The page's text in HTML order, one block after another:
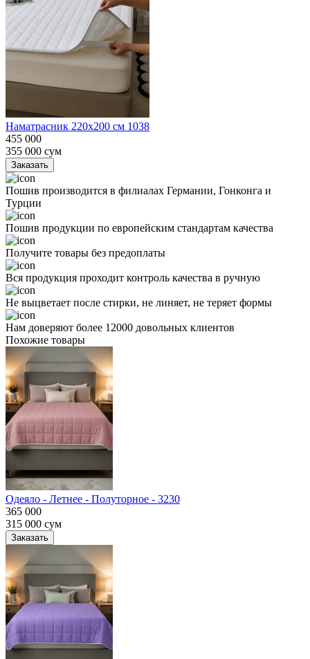
Наматрасник 220х200 см 1038
455 000
355 000 сум
Заказать
Пошив производится в филиалах Германии, Гонконга и
Турции
Пошив продукции по европейским стандартам качества
Получите товары без предоплаты
Вся продукция проходит контроль качества в ручную
Не выцветает после стирки, не линяет, не теряет формы
Нам доверяют более 12000 довольных клиентов
Похожие товары
Одеяло - Летнее - Полуторное - 3230
365 000
315 000 сум
Заказать